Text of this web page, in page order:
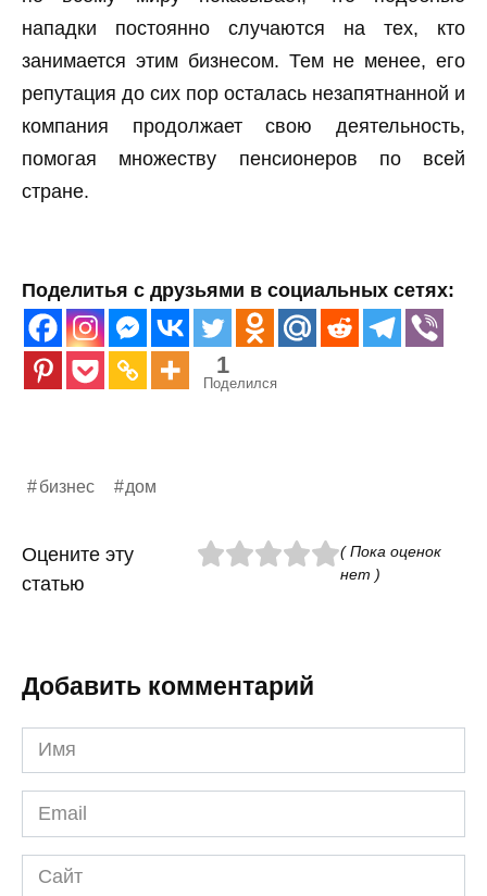
нападки постоянно случаются на тех, кто
занимается этим бизнесом. Тем не менее, его
репутация до сих пор осталась незапятнанной и
компания продолжает свою деятельность,
помогая множеству пенсионеров по всей
стране.
Поделитья с друзьями в социальных сетях:
1
Поделился
бизнес дом
Оцените эту
статью
( Пока оценок
нет )
Добавить комментарий
Имя
*
Email
*
Сайт